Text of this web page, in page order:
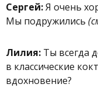
Сергей:Я очень
Мы подружились
Лилия: Ты всегда
в классические
вдохновение?